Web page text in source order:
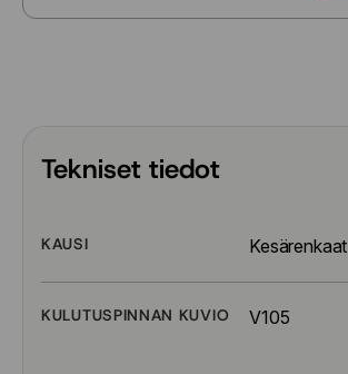
Tekniset tiedot
KAUSI Kesärenkaat
KULUTUSPINNAN KUVIO V105